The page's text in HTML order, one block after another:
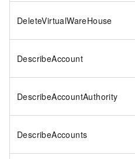
DeleteVirtualWareHouse
DescribeAccount
DescribeAccountAuthority
DescribeAccounts